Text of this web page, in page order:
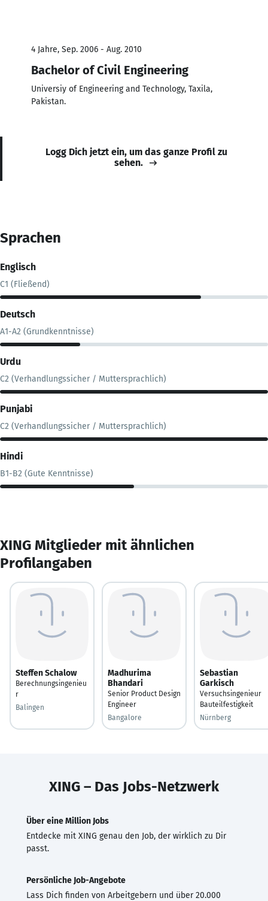
4 Jahre, Sep. 2006 - Aug. 2010
Bachelor of Civil Engineering
Universiy of Engineering and Technology, Taxila,
Pakistan.
Logg Dich jetzt ein, um das ganze Profil zu
sehen.
Sprachen
Englisch
C1 (Fließend)
Deutsch
A1-A2 (Grundkenntnisse)
Urdu
C2 (Verhandlungssicher / Muttersprachlich)
Punjabi
C2 (Verhandlungssicher / Muttersprachlich)
Hindi
B1-B2 (Gute Kenntnisse)
XING Mitglieder mit ähnlichen
Profilangaben
Steffen Schalow
Berechnungsingenieu
r
Balingen
Madhurima
Bhandari
Senior Product Design
Engineer
Bangalore
Sebastian
Garkisch
Versuchsingenieur
Bauteilfestigkeit
Nürnberg
XING – Das Jobs-Netzwerk
Über eine Million Jobs
Entdecke mit XING genau den Job, der wirklich zu Dir
passt.
Persönliche Job-Angebote
Lass Dich finden von Arbeitgebern und über 20.000